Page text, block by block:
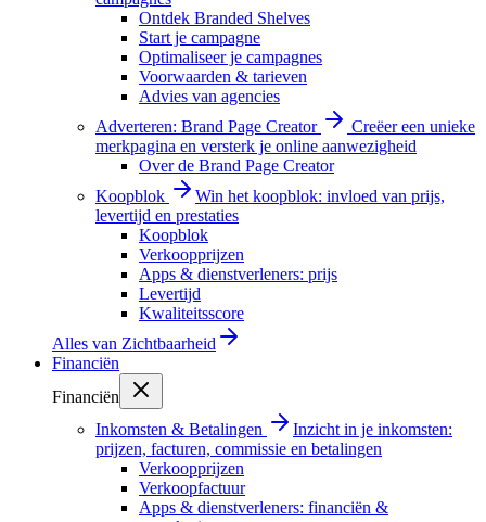
Ontdek Branded Shelves
Start je campagne
Optimaliseer je campagnes
Voorwaarden & tarieven
Advies van agencies
Adverteren: Brand Page Creator
Creëer een unieke
merkpagina en versterk je online aanwezigheid
Over de Brand Page Creator
Koopblok
Win het koopblok: invloed van prijs,
levertijd en prestaties
Koopblok
Verkoopprijzen
Apps & dienstverleners: prijs
Levertijd
Kwaliteitsscore
Alles van Zichtbaarheid
Financiën
Financiën
Inkomsten & Betalingen
Inzicht in je inkomsten:
prijzen, facturen, commissie en betalingen
Verkoopprijzen
Verkoopfactuur
Apps & dienstverleners: financiën &